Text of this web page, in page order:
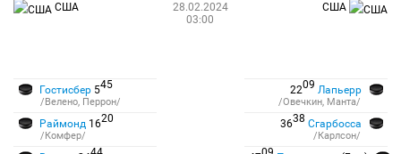
США
28.02.2024
03:00
США
Гостисбер 545
/Велено, Перрон/
Раймонд 1620
/Комфер/
2209 Лапьерр
/Овечкин, Манта/
3638 Сгарбосса
/Карлсон/